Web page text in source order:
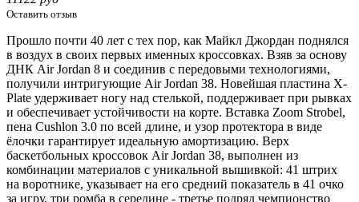
Оставить отзыв
Прошло почти 40 лет с тех пор, как Майкл Джордан поднялся
в воздух в своих первых именных кроссовках. Взяв за основу
ДНК Air Jordan 8 и соединив с передовыми технологиями,
получили интригующие Air Jordan 38. Новейшая пластина X-
Plate удерживает ногу над стелькой, поддерживает при рывках
и обеспечивает устойчивости на корте. Вставка Zoom Strobel,
пена Cushlon 3.0 по всей длине, и узор протектора в виде
ёлочки гарантирует идеальную амортизацию. Верх
баскетбольных кроссовок Air Jordan 38, выполнен из
комбинации материалов с уникальной вышивкой: 41 штрих
на воротнике, указывает на его средний показатель в 41 очко
за игру, три ромба в середине - третье подряд чемпионство